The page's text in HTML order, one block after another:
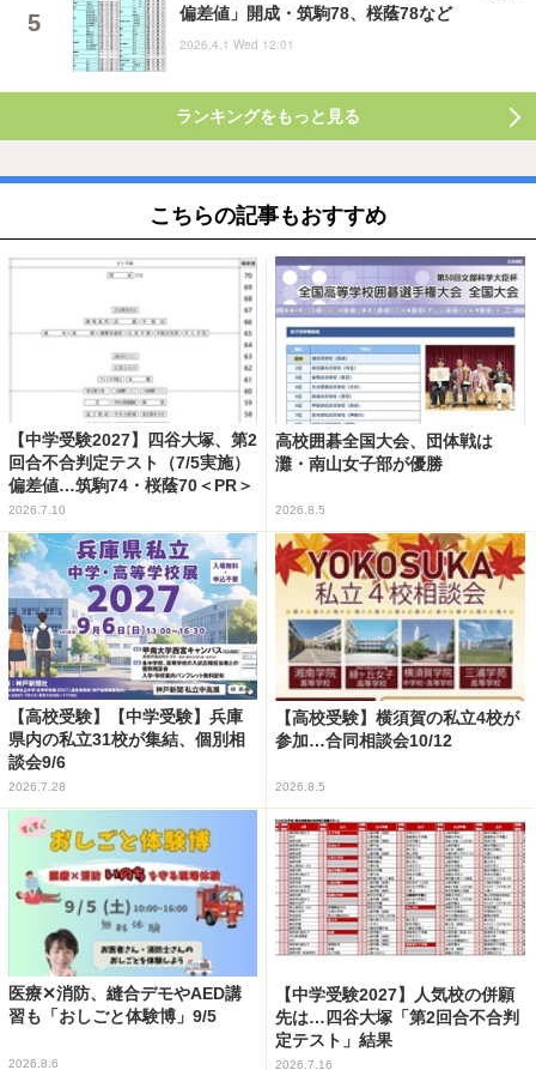
偏差値」開成・筑駒78、桜蔭78など
2026.4.1 Wed 12:01
ランキングをもっと見る
こちらの記事もおすすめ
【中学受験2027】四谷大塚、第2
回合不合判定テスト（7/5実施）
偏差値…筑駒74・桜蔭70＜PR＞
2026.7.10
高校囲碁全国大会、団体戦は
灘・南山女子部が優勝
2026.8.5
【高校受験】【中学受験】兵庫
県内の私立31校が集結、個別相
談会9/6
2026.7.28
【高校受験】横須賀の私立4校が
参加…合同相談会10/12
2026.8.5
医療✕消防、縫合デモやAED講
習も「おしごと体験博」9/5
2026.8.6
【中学受験2027】人気校の併願
先は…四谷大塚「第2回合不合判
定テスト」結果
2026.7.16